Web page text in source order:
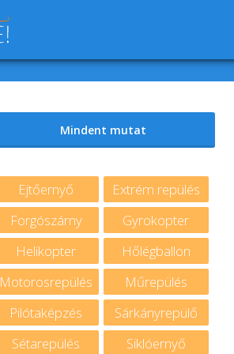
Mindent mutat
Ejtőernyő
Extrém repülés
Forgószárny
Gyrokopter
Helikopter
Hőlégballon
Motorosrepülés
Műrepülés
Pilótaképzés
Sárkányrepülő
Sétarepülés
Siklóernyő